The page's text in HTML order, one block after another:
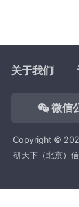
关于我们
微信
Copyright ©
研天下（北京）